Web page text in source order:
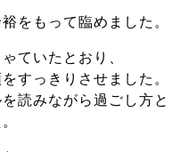
をもって臨めました。
ていたとおり、
すっきりさせました。
読みながら過ごし方と